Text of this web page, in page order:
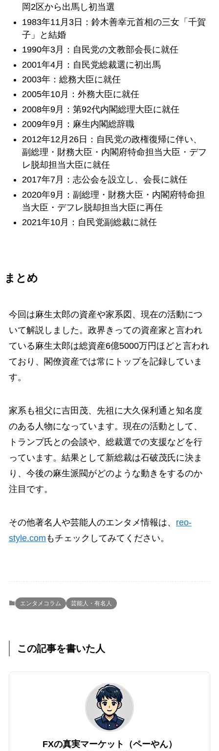
岡2区から出馬し初当選
1983年11月3日：鈴木善幸元首相の三女「千賀
子」と結婚
1990年3月：自民党の文教部会長に就任
2001年4月：自民党総裁選に初出馬
2003年：総務大臣に就任
2005年10月：外務大臣に就任
2008年9月：第92代内閣総理大臣に就任
2009年9月：麻生内閣総辞職
2012年12月26日：自民党の政権復帰に伴い、
副総理・財務大臣・内閣府特命担当大臣・デフ
レ脱却担当大臣に就任
2017年7月：志公会を設立し、会長に就任
2020年9月：副総理・財務大臣・内閣府特命担
当大臣・デフレ脱却担当大臣に再任
2021年10月：自民党副総裁に就任
まとめ
今回は麻生太郎の資産や家系図、現在の活動につ
いて解説しました。政界きっての資産家と言われ
ている麻生太郎は総資産6億5000万円ほどと言われ
ており、閣僚資産では常にトップを記録していま
す。
家系も祖父に吉田茂、先祖に大久保利通と知名度
のある人物になっています。現在の活動として、
トランプ氏との会談や、総裁選での支援などを行
っています。結果として新総裁は石破茂氏に決ま
り、今後の麻生派閥がどのような動きをするのか
注目です。
その他著名人や芸能人のエンタメ情報は、 reo-
style.com もチェックしてみてください。
エンタメコラム 芸能人・有名人
この記事を書いた人
FXの真実マーケット（ペーやん）